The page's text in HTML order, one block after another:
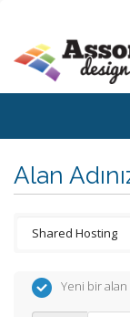
Alan
Yeni bir alan